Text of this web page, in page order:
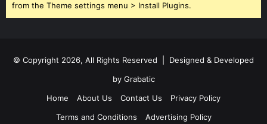
from the Theme settings menu > Install Plugins.
© Copyright 2026, All Rights Reserved | Designed & Developed
by Grabatic
Home
About Us Contact Us
Privacy Policy
Terms and Conditions
Advertising Policy